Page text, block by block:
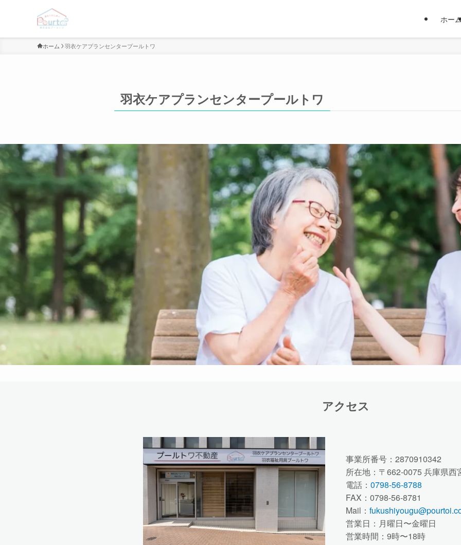
ホー
ホーム 羽衣ケアプランセンタープールトワ
羽衣ケアプランセンタープールトワ
アクセス
事業所番号：2870910342
所在地：〒662-0075 兵庫県西
電話： 0798-56-8788
FAX：0798-56-8781
Mail：
営業日：月曜日〜金曜日
営業時間：9時〜18時